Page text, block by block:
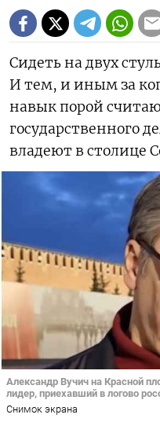
Сидеть на двух
И тем, и иным за
навык порой
государственного
владеют в столице
Александр Вучич на Красной
лидер, приехавший в логово
Снимок экрана